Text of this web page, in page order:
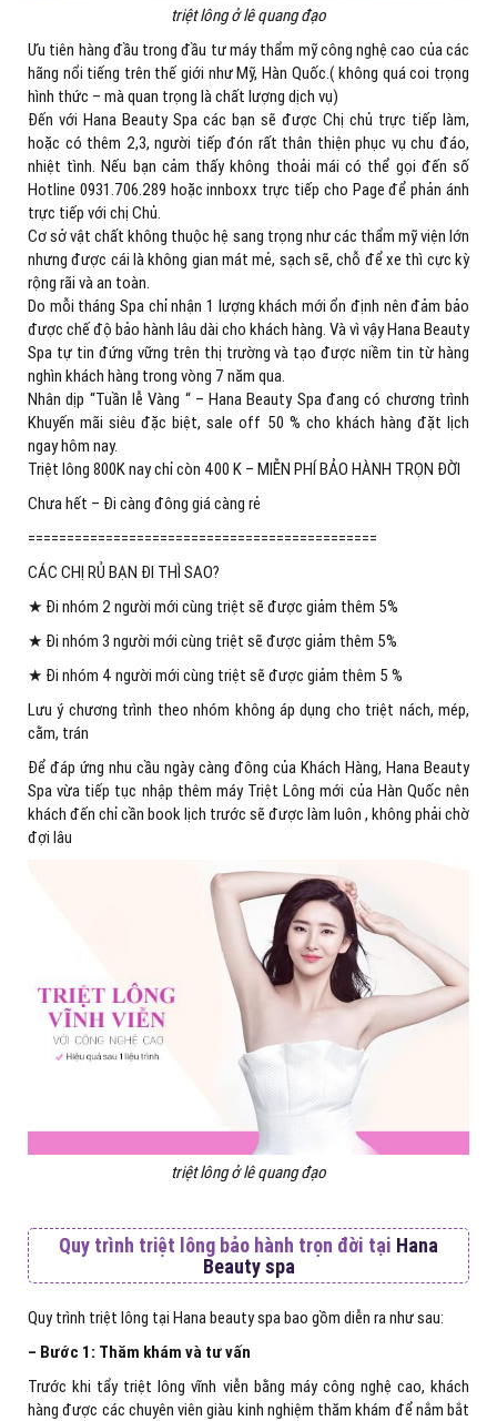
triệt lông ở lê quang đạo
Ưu tiên hàng đầu trong đầu tư máy thẩm mỹ công nghệ cao của các
hãng nổi tiếng trên thế giới như Mỹ, Hàn Quốc.( không quá coi trọng
hình thức – mà quan trọng là chất lượng dịch vụ)
Đến với Hana Beauty Spa các bạn sẽ được Chị chủ trực tiếp làm,
hoặc có thêm 2,3, người tiếp đón rất thân thiện phục vụ chu đáo,
nhiệt tình. Nếu bạn cảm thấy không thoải mái có thể gọi đến số
Hotline 0931.706.289 hoặc innboxx trực tiếp cho Page để phản ánh
trực tiếp với chị Chủ.
Cơ sở vật chất không thuộc hệ sang trọng như các thẩm mỹ viện lớn
nhưng được cái là không gian mát mẻ, sạch sẽ, chỗ để xe thì cực kỳ
rộng rãi và an toàn.
Do mỗi tháng Spa chỉ nhận 1 lượng khách mới ổn định nên đảm bảo
được chế độ bảo hành lâu dài cho khách hàng. Và vì vậy Hana Beauty
Spa tự tin đứng vững trên thị trường và tạo được niềm tin từ hàng
nghìn khách hàng trong vòng 7 năm qua.
Nhân dịp “Tuần lễ Vàng “ – Hana Beauty Spa đang có chương trình
Khuyến mãi siêu đặc biệt, sale off 50 % cho khách hàng đặt lịch
ngay hôm nay.
Triệt lông 800K nay chỉ còn 400 K – MIỄN PHÍ BẢO HÀNH TRỌN ĐỜI
Chưa hết – Đi càng đông giá càng rẻ
=============================================
CÁC CHỊ RỦ BẠN ĐI THÌ SAO?
★ Đi nhóm 2 người mới cùng triệt sẽ được giảm thêm 5%
★ Đi nhóm 3 người mới cùng triệt sẽ được giảm thêm 5%
★ Đi nhóm 4 người mới cùng triệt sẽ được giảm thêm 5 %
Lưu ý chương trình theo nhóm không áp dụng cho triệt nách, mép,
cằm, trán
Để đáp ứng nhu cầu ngày càng đông của Khách Hàng, Hana Beauty
Spa vừa tiếp tục nhập thêm máy Triệt Lông mới của Hàn Quốc nên
khách đến chỉ cần book lịch trước sẽ được làm luôn , không phải chờ
đợi lâu
triệt lông ở lê quang đạo
Quy trình triệt lông bảo hành trọn đời tại Hana
Beauty spa
Quy trình triệt lông tại Hana beauty spa bao gồm diễn ra như sau:
– Bước 1: Thăm khám và tư vấn
Trước khi tẩy triệt lông vĩnh viễn bằng máy công nghệ cao, khách
hàng được các chuyên viên giàu kinh nghiệm thăm khám để nắm bắt